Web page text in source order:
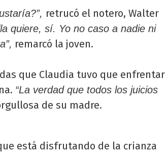
retrucó el notero, Walter
quiere, sí. Yo no caso a nadie ni
remarcó la joven.
que Claudia tuvo que enfrentar
“La verdad que todos los juicios
de su madre.
está disfrutando de la crianza